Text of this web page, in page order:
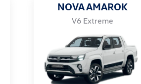
NOVA AMAROK
V6 Extreme